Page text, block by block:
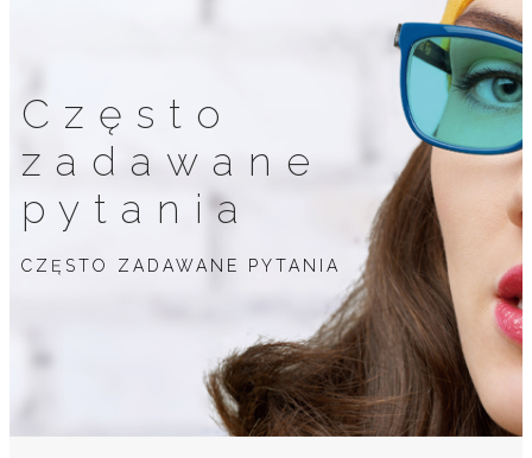
Często
zadawane
pytania
CZĘSTO ZADAWANE PYTANIA